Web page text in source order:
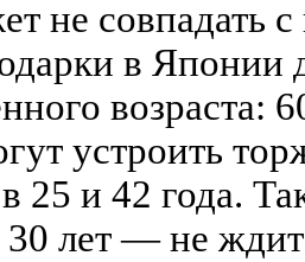
не совпадать
в Японии
возраста:
устроить
и 42 года.
лет — не